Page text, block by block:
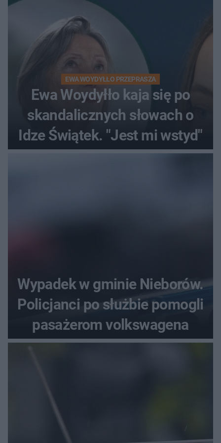
EWA WOYDYŁŁO PRZEPRASZA
Ewa Woydyłło kaja się po
skandalicznych słowach o
Idze Świątek. "Jest mi wstyd"
Wypadek w gminie Nieborów.
Policjanci po służbie pomogli
pasażerom volkswagena